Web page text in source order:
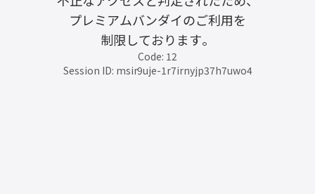
プレミアムバンダイのご利用を
制限しております。
Code: 12
Session ID: msir9uje-1r7irnyjp37h7uwo4